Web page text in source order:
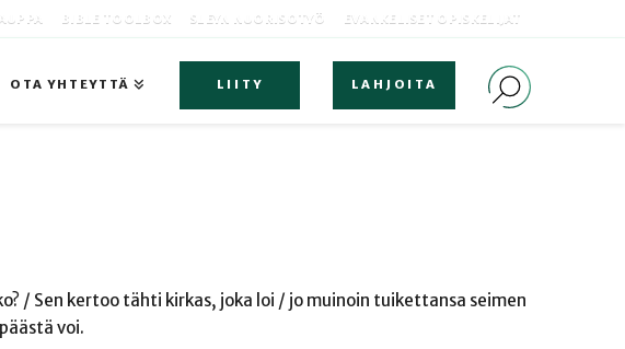
BIBLE TOOLBOX SLEYN NUORISOTYÖ EVANKELISET OPISKELIJAT
OTA YHTEYTTÄ LIITY LAHJOITA
/ Sen kertoo tähti kirkas, joka loi / jo muinoin tuikettansa seimen
voi.